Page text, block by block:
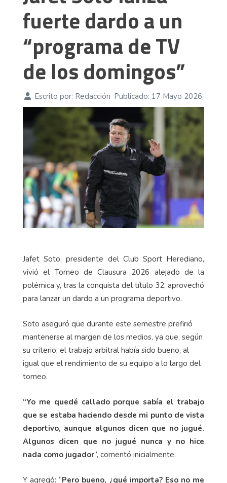
fuerte dardo a un
“programa de TV
de los domingos”
Escrito por: Redacción Publicado: 17 Mayo 2026
Jafet Soto, presidente del Club Sport Herediano,
vivió el Torneo de Clausura 2026 alejado de la
polémica y, tras la conquista del título 32, aprovechó
para lanzar un dardo a un programa deportivo.
Soto aseguró que durante este semestre prefirió
mantenerse al margen de los medios, ya que, según
su criterio, el trabajo arbitral había sido bueno, al
igual que el rendimiento de su equipo a lo largo del
torneo.
“Yo me quedé callado porque sabía el trabajo
que se estaba haciendo desde mi punto de vista
deportivo, aunque algunos dicen que no jugué.
Algunos dicen que no jugué nunca y no hice
nada como jugador”, comentó inicialmente.
Y agregó: “Pero bueno, ¿qué importa? Eso no me